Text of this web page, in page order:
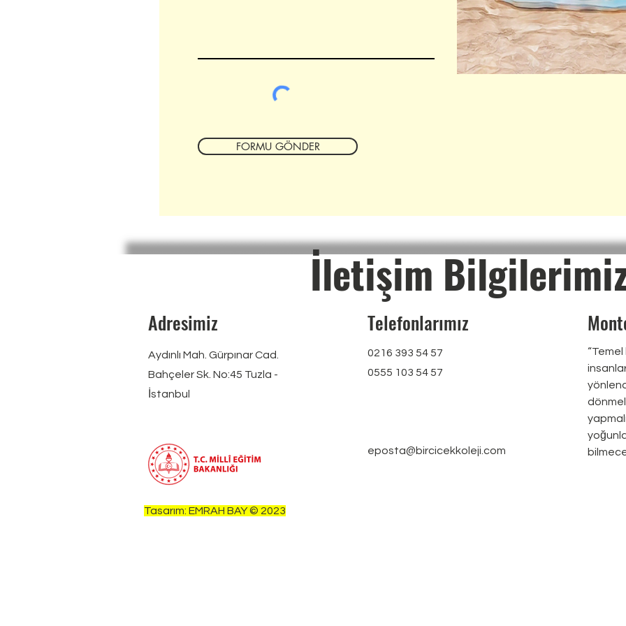
FORMU GÖNDER
İletişim
Adresimiz
Aydınlı Mah. Gürpınar Cad.
Bahçeler Sk. No:45 Tuzla -
İstanbul
Telefonlarımız
0216 393 54 57
0555 103 54 57
eposta@bircicekkoleji.com
“Temel
Tasarım: EMRAH BAY © 2023